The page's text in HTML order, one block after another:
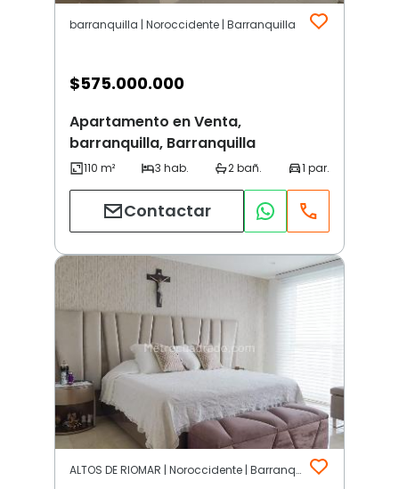
barranquilla | Noroccidente | Barranquilla
$575.000.000
Apartamento en Venta,
barranquilla, Barranquilla
Contactar
ALTOS DE RIOMAR | Noroccidente | Barranquilla